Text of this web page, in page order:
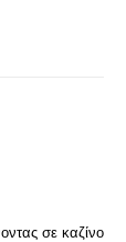
σε καζίνο